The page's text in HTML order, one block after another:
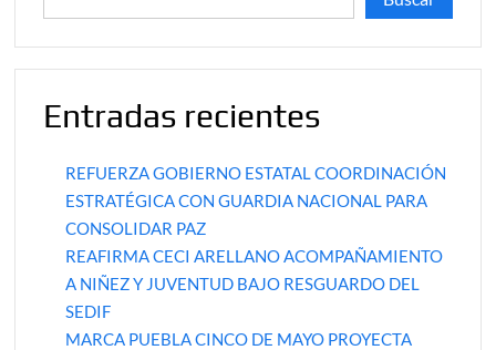
Entradas recientes
REFUERZA GOBIERNO ESTATAL COORDINACIÓN
ESTRATÉGICA CON GUARDIA NACIONAL PARA
CONSOLIDAR PAZ
REAFIRMA CECI ARELLANO ACOMPAÑAMIENTO
A NIÑEZ Y JUVENTUD BAJO RESGUARDO DEL
SEDIF
MARCA PUEBLA CINCO DE MAYO PROYECTA